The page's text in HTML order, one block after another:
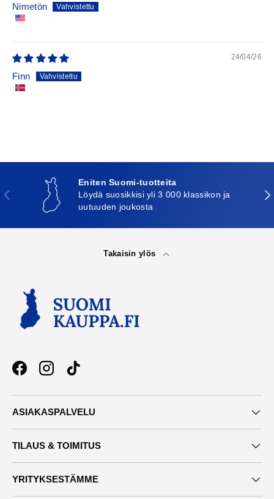
Nimetön
24/04/26
Finn
Edellinen
Eniten Suomi-tuotteita
Löydä suosikkisi yli 3 000 klassikon ja
uutuuden joukosta
Takaisin ylös
FacebookInstagramTikTok
ASIAKASPALVELU
TILAUS & TOIMITUS
YRITYKSESTÄMME